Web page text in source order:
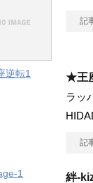
記
★王
ラッ
記
絆-